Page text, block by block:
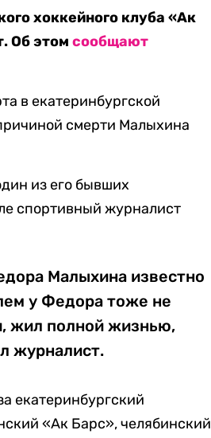
хоккейного клуба «Ак
Об этомсообщают
в екатеринбургской
смерти Малыхина
из его бывших
спортивный журналист
Малыхина известно
у Федора тоже не
жил полной жизнью,
журналист.
екатеринбургский
«Ак Барс», челябинский